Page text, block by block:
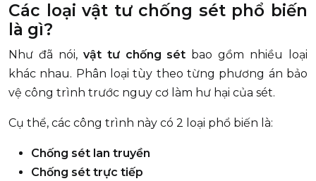
Các loại vật tư chống sét phổ biến
là gì?
Như đã nói, vật tư chống sét bao gồm nhiều loại
khác nhau. Phân loại tùy theo từng phương án bảo
vệ công trình trước nguy cơ làm hư hại của sét.
Cụ thể, các công trình này có 2 loại phổ biến là:
Chống sét lan truyền
Chống sét trực tiếp